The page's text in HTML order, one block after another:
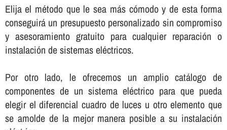
Elija el método que le sea más cómodo y de esta forma
conseguirá un presupuesto personalizado sin compromiso
y asesoramiento gratuito para cualquier reparación o
instalación de sistemas eléctricos.
Por otro lado, le ofrecemos un amplio catálogo de
componentes de un sistema eléctrico para que pueda
elegir el diferencial cuadro de luces u otro elemento que
se amolde de la mejor manera posible a su instalación